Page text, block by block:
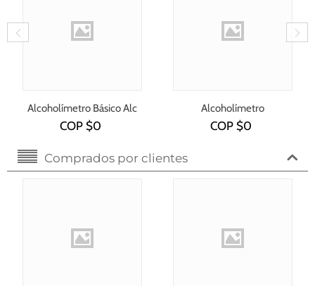
Alcoholímetro Básico Alc
5500
COP $0
Alcoholímetro
Profesional Alc 8801
COP $0
Comprados por clientes